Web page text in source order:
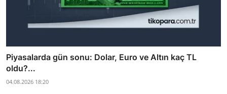
Piyasalarda gün sonu: Dolar, Euro ve Altın kaç TL
oldu?...
04.08.2026 18:20